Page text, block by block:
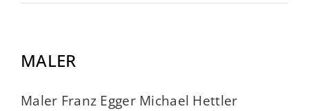
MALER
Maler Franz Egger Michael Hettler